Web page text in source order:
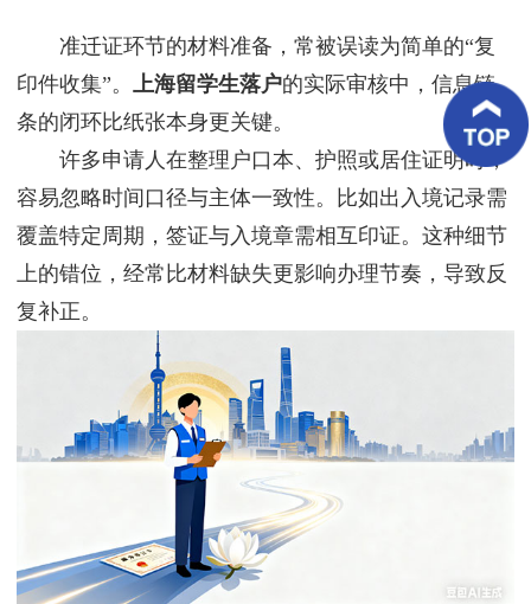
案
好
评
新
闻
资
们
准迁证环节的材料准备，常被误读为简单的“复
印件收集”。 上海留学生落户的实际审核中，信息链
条的闭环比纸张本身更关键。
许多申请人在整理户口本、护照或居住证明时，
容易忽略时间口径与主体一致性。比如出入境记录需
覆盖特定周期，签证与入境章需相互印证。这种细节
上的错位，经常比材料缺失更影响办理节奏，导致反
复补正。